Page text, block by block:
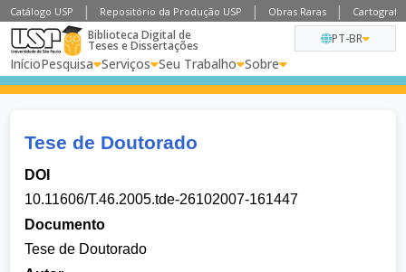
Catálogo USP Repositório da Produção USP Obras Raras
Biblioteca Digital de
Teses e Dissertações
InícioPesquisa Serviços Seu Trabalho Sobre
PT-BR
Tese de Doutorado
DOI
10.11606/T.46.2005.tde-26102007-161447
Documento
Tese de Doutorado